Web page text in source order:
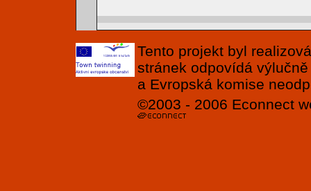
Tento projekt byl
stránek odpovídá
a Evropská komise
©2003 - 2006 Econnect